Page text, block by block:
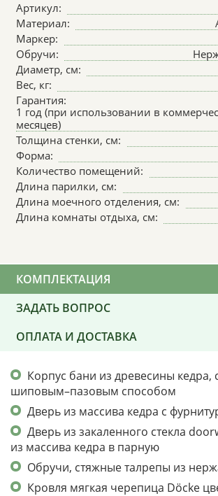
Артикул:
Материал:
Маркер:
Обручи:
Диаметр, см:
Вес, кг:
Гарантия:
1 год (при использовании в
месяцев)
Толщина стенки, см:
Форма:
Количество помещений:
Длина парилки, см:
Длина моечного отделения, см:
Длина комнаты отдыха, см:
КОМПЛЕКТАЦИЯ
ЗАДАТЬ ВОПРОС
ОПЛАТА И ДОСТАВКА
Корпус бани из древесины кедра,
шиповым–пазовым способом
Дверь из массива кедра с
Дверь из закаленного стекла
из массива кедра в парную
Обручи, стяжные талрепы из
Кровля мягкая черепица Döcke